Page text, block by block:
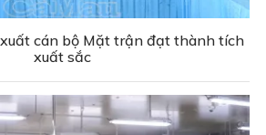
cán bộ Mặt trận đạt thành tích
xuất sắc